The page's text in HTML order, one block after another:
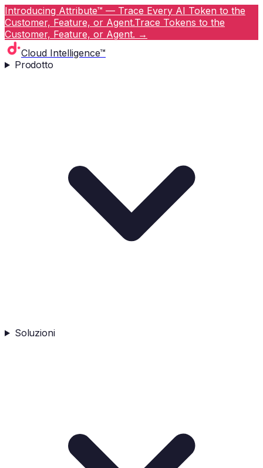
Introducing Attribute™ — Trace Every AI Token to the
Customer, Feature, or Agent.Trace Tokens to the
Customer, Feature, or Agent. →
Cloud Intelligence™
Prodotto
Soluzioni